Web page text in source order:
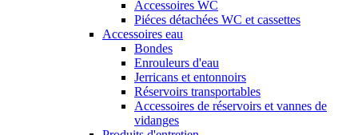
Accessoires WC
Piéces détachées WC et cassettes
Accessoires eau
Bondes
Enrouleurs d'eau
Jerricans et entonnoirs
Réservoirs transportables
Accessoires de réservoirs et vannes de
vidanges